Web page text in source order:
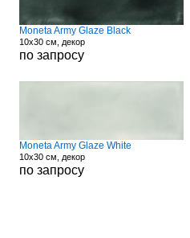
Moneta Army Glaze Black
10x30 см, декор
по запросу
Moneta Army Glaze White
10x30 см, декор
по запросу